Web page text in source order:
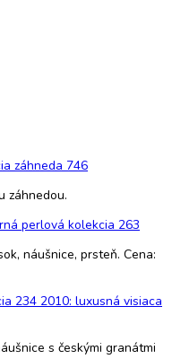
záhneda 746
záhnedou.
perlová kolekcia 263
náušnice, prsteň. Cena:
2010: luxusná visiaca
s českými granátmi